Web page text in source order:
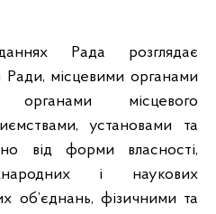
Рада розглядає
Ради, місцевими органами
органами місцевого
установами та
від форми власності,
і наукових
об’єднань, фізичними та